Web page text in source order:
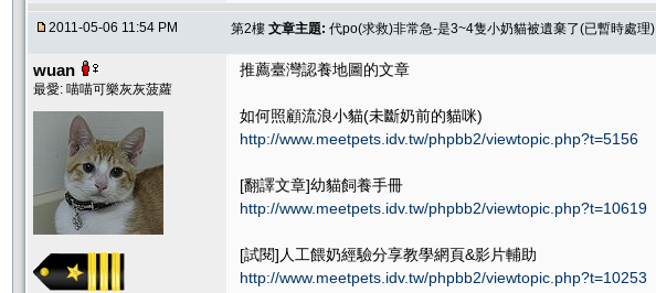
2011-05-06 11:54 PM 第2樓 文章主題: 代po(求救)非常急-是3~4隻小奶貓被遺棄了(已暫時處理)
wuan
最愛: 喵喵可樂灰灰菠蘿
推薦臺灣認養地圖的文章
如何照顧流浪小貓(未斷奶前的貓咪)
http://www.meetpets.idv.tw/phpbb2/viewtopic.php?t=5156
[翻譯文章]幼貓飼養手冊
http://www.meetpets.idv.tw/phpbb2/viewtopic.php?t=10619
[試閱]人工餵奶經驗分享教學網頁&影片輔助
http://www.meetpets.idv.tw/phpbb2/viewtopic.php?t=10253